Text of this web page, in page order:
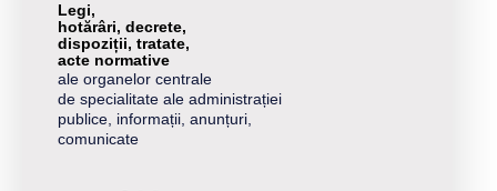
Legi,
hotărâri, decrete,
dispoziții, tratate,
acte normative
ale organelor centrale
de specialitate ale administrației
publice, informații, anunțuri,
comunicate